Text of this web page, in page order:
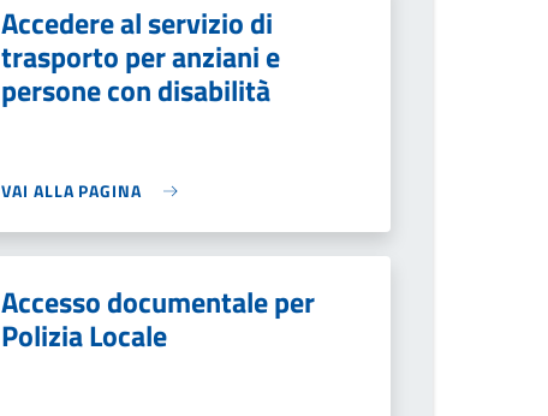
Accedere al servizio di
trasporto per anziani e
persone con disabilità
VAI ALLA PAGINA
Accesso documentale per
Polizia Locale